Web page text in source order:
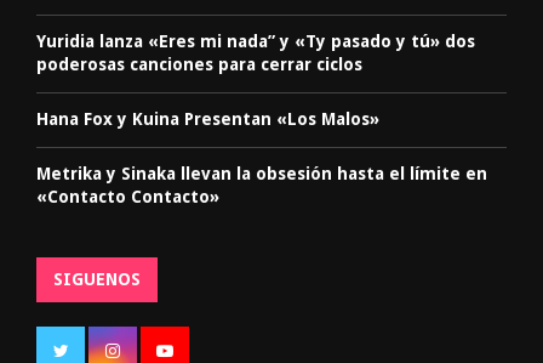
Yuridia lanza «Eres mi nada” y «Ty pasado y tú» dos
poderosas canciones para cerrar ciclos
Hana Fox y Kuina Presentan «Los Malos»
Metrika y Sinaka llevan la obsesión hasta el límite en
«Contacto Contacto»
SIGUENOS